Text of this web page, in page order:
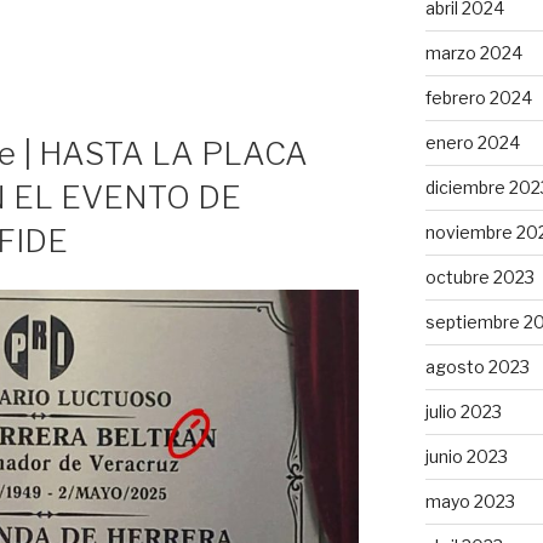
| HASTA LA PLACA
EL EVENTO DE
abril 2024
marzo 2024
febrero 2024
enero 2024
diciembre
noviembre
octubre 2023
septiembre
agosto 2023
julio 2023
junio 2023
mayo 2023